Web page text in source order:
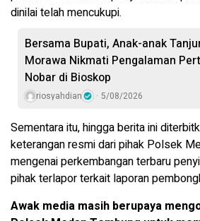
dinilai telah mencukupi.
Bersama Bupati, Anak-anak
Morawa Nikmati Pengalaman
Nobar di Bioskop
riosyahdian 5/08/2026
Sementara itu, hingga berita ini
keterangan resmi dari pihak Polsek
mengenai perkembangan terbaru
pihak terlapor terkait laporan
Awak media masih berupaya